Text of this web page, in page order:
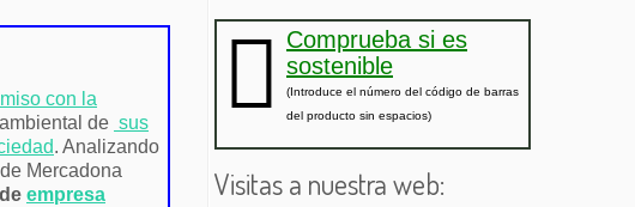
con la
de sus
. Analizando
Mercadona
empresa
Comprueba si es
sostenible
(Introduce el número del código de barras
del producto sin espacios)
Visitas a nuestra web: